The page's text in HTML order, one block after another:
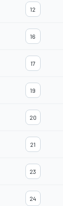
12
16
17
19
20
21
23
24